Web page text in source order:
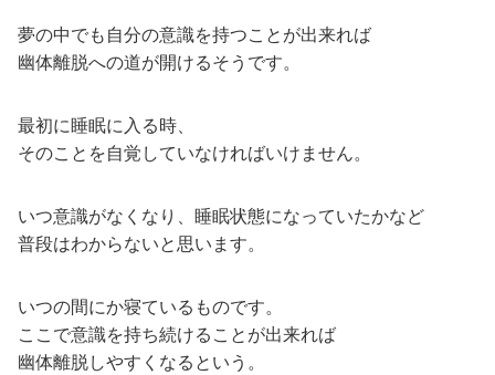
夢の中でも自分の意識を持つことが出来れば
幽体離脱への道が開けるそうです。
最初に睡眠に入る時、
そのことを自覚していなければいけません。
いつ意識がなくなり、睡眠状態になっていたかなど
普段はわからないと思います。
いつの間にか寝ているものです。
ここで意識を持ち続けることが出来れば
幽体離脱しやすくなるという。